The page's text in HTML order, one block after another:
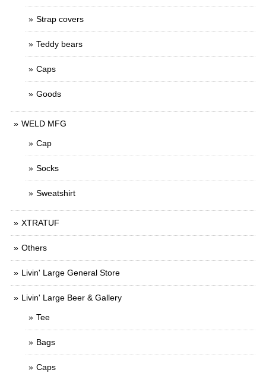
Strap covers
Teddy bears
Caps
Goods
WELD MFG
Cap
Socks
Sweatshirt
XTRATUF
Others
Livin' Large General Store
Livin' Large Beer & Gallery
Tee
Bags
Caps